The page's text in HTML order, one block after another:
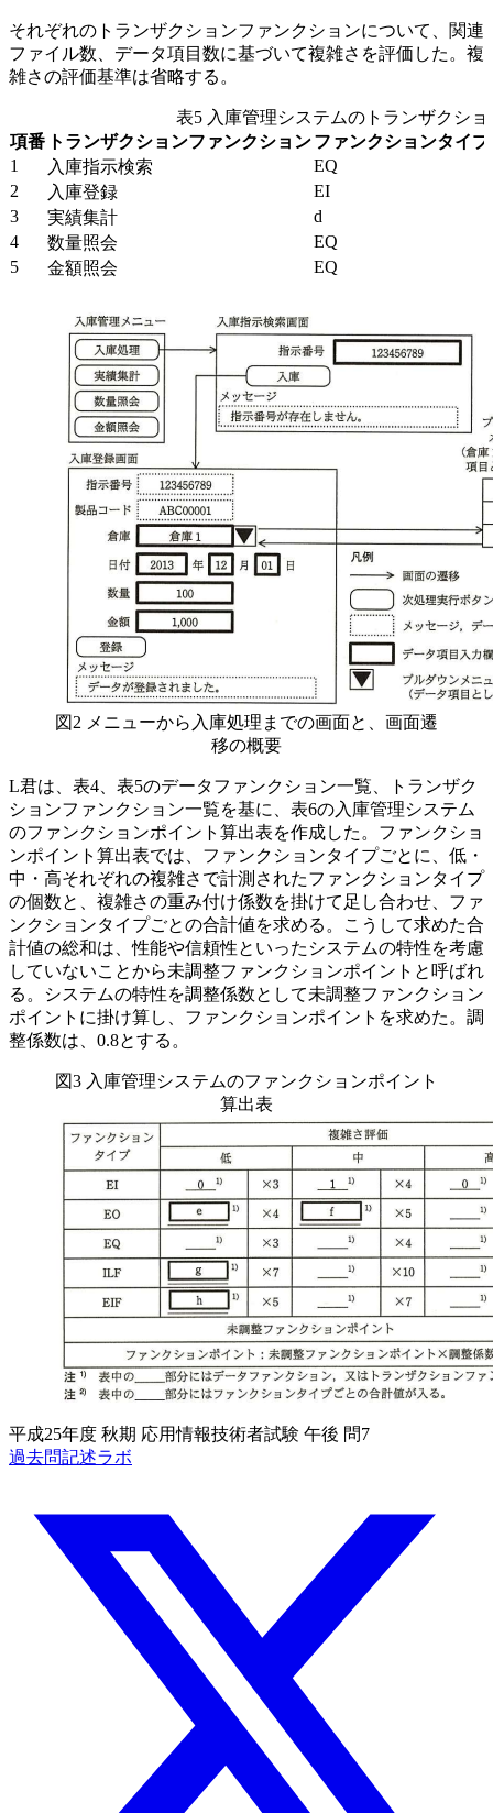
それぞれのトランザクションファンクションについて、関連
ファイル数、データ項目数に基づいて複雑さを評価した。複
雑さの評価基準は省略する。
表5 入庫管理システムのトランザクシ
項番 トランザクションファンクションファンクションタイプ
1
入庫指示検索 EQ
2
入庫登録 EI
3
実績集計 d
4
数量照会 EQ
5
金額照会 EQ
図2 メニューから入庫処理までの画面と、画面遷
移の概要
L君は、表4、表5のデータファンクション一覧、トランザク
ションファンクション一覧を基に、表6の入庫管理システム
のファンクションポイント算出表を作成した。ファンクショ
ンポイント算出表では、ファンクションタイプごとに、低・
中・高それぞれの複雑さで計測されたファンクションタイプ
の個数と、複雑さの重み付け係数を掛けて足し合わせ、ファ
ンクションタイプごとの合計値を求める。こうして求めた合
計値の総和は、性能や信頼性といったシステムの特性を考慮
していないことから未調整ファンクションポイントと呼ばれ
る。システムの特性を調整係数として未調整ファンクション
ポイントに掛け算し、ファンクションポイントを求めた。調
整係数は、0.8とする。
図3 入庫管理システムのファンクションポイント
算出表
平成25年度 秋期 応用情報技術者試験 午後 問7
過去問記述ラボ